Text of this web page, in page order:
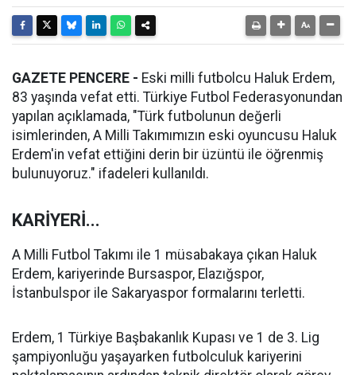
GAZETE PENCERE - Eski milli futbolcu Haluk Erdem,
83 yaşında vefat etti. Türkiye Futbol Federasyonundan
yapılan açıklamada, "Türk futbolunun değerli
isimlerinden, A Milli Takımımızın eski oyuncusu Haluk
Erdem'in vefat ettiğini derin bir üzüntü ile öğrenmiş
bulunuyoruz." ifadeleri kullanıldı.
KARİYERİ...
A Milli Futbol Takımı ile 1 müsabakaya çıkan Haluk
Erdem, kariyerinde Bursaspor, Elazığspor,
İstanbulspor ile Sakaryaspor formalarını terletti.
Erdem, 1 Türkiye Başbakanlık Kupası ve 1 de 3. Lig
şampiyonluğu yaşayarken futbolculuk kariyerini